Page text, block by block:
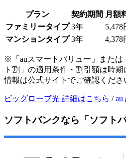
プラン 契約期間 月額
ファミリータイプ 3年
5,478
マンションタイプ 3年 4,378
※「auスマートバリュー」または
ト割」の適用条件・割引額は時
情報は公式サイトでご確認くださ
ビッグローブ光 詳細はこちら /au
ソフトバンクなら「ソフトバ